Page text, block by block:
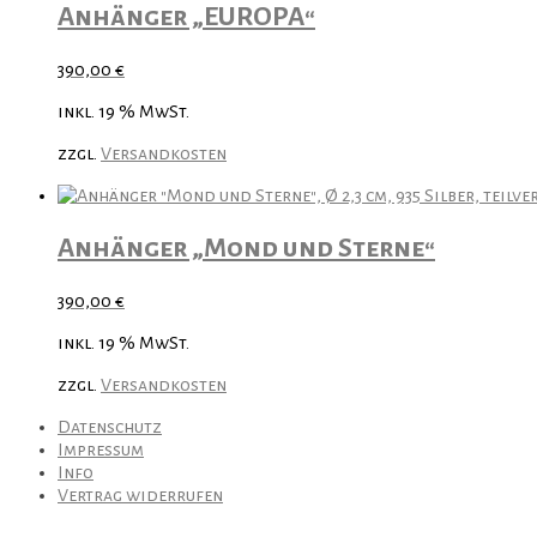
Anhänger „EUROPA“
390,00 €
inkl. 19 % MwSt.
zzgl. Versandkosten
Anhänger „Mond und Sterne“
390,00 €
inkl. 19 % MwSt.
zzgl. Versandkosten
Datenschutz
Impressum
Info
Vertrag widerrufen